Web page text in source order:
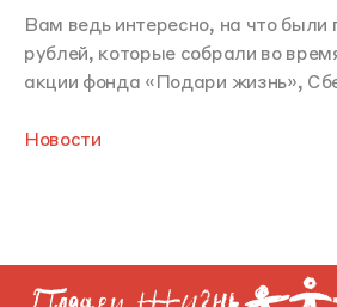
Вам ведь интересно, на что были
рублей, которые собрали во
акции фонда «Подари жизнь»,
Новости